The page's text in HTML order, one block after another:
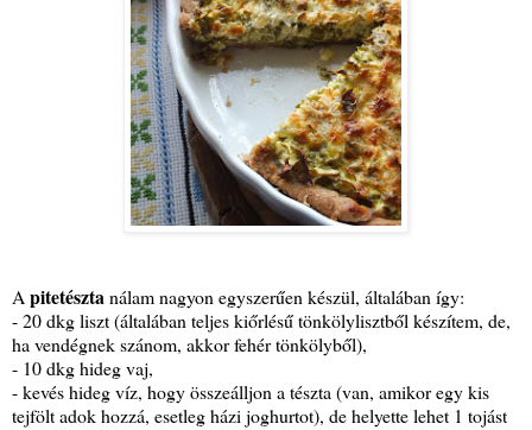
Apitetésztanálam nagyon egyszerűen készül, általában így:
- 20 dkg liszt (általában teljes kiőrlésű tönkölylisztből készítem, de,
ha vendégnek szánom, akkor fehér tönkölyből),
- 10 dkg hideg vaj,
- kevés hideg víz, hogy összeálljon a tészta (van, amikor egy kis
tejfölt adok hozzá, esetleg házi joghurtot), de helyette lehet 1 tojást